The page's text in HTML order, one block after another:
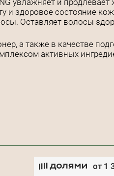
увлажняет и
и здоровое состояние
Оставляет волосы
а также в качестве
активных
от 1